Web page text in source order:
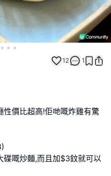
12 1
性價比超高!佢哋嘅炸雞有驚
碟嘅炒麵,而且加$3鈫就可以